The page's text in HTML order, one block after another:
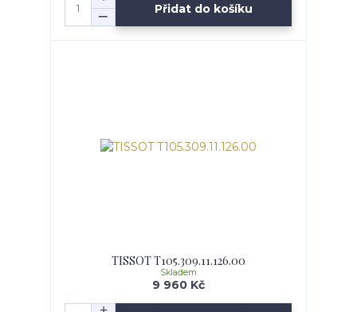
Přidat do košíku
TISSOT T105.309.11.126.00
9 960 Kč
Skladem